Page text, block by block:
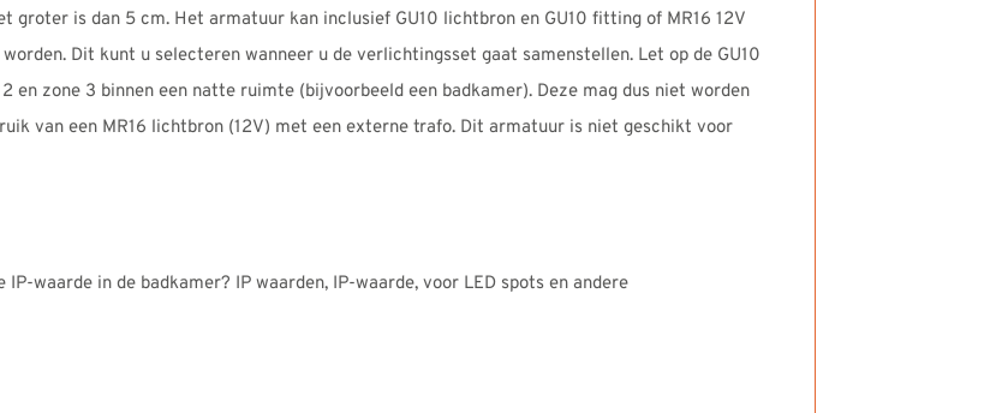
is dan 5 cm. Het armatuur kan inclusief GU10 lichtbron en GU10 fitting of MR16 12V
Dit kunt u selecteren wanneer u de verlichtingsset gaat samenstellen. Let op de GU10
en zone 3 binnen een natte ruimte (bijvoorbeeld een badkamer). Deze mag dus niet worden
van een MR16 lichtbron (12V) met een externe trafo. Dit armatuur is niet geschikt voor